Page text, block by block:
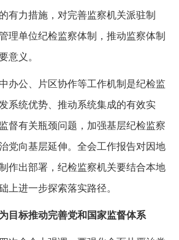
有力措施，对完善监察机关派驻制
理单位纪检监察体制，推动监察体制
意义。
办公、片区协作等工作机制是纪检监
系统优势、推动系统集成的有效实
督有关瓶颈问题，加强基层纪检监察
党向基层延伸。全会工作报告对因地
作出部署，纪检监察机关要结合本地
上进一步探索落实路径。
目标推动完善党和国家监督体系